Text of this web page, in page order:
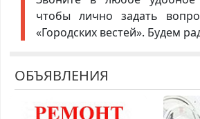
чтобы лично задать
«Городских вестей». Будем
ОБЪЯВЛЕНИЯ